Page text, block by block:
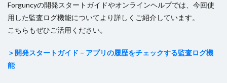
Forguncyの開発スタートガイドやオンラインヘルプでは、今回使
用した監査ログ機能についてより詳しくご紹介しています。
こちらもぜひご活用ください。
＞開発スタートガイド – アプリの履歴をチェックする監査ログ機
能